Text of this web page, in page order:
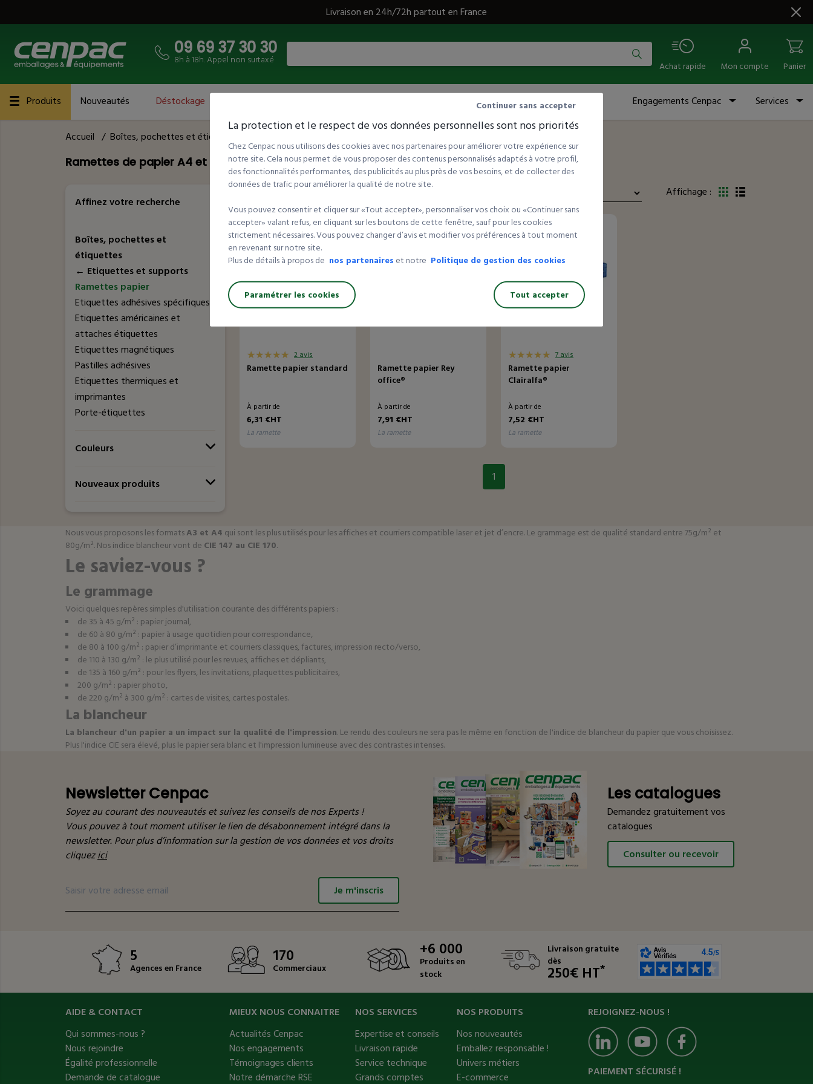
Livraison en 24h/72h partout en France
09 69 37 30 30
8h à 18h. Appel non surtaxé Achat rapide Mon compte Panier
Produits Nouveautés Déstockage Engagements Cenpac Services
Accueil / Boîtes, pochettes et étiquettes
Ramettes de papier A4 et A3
Affinez votre recherche
Boîtes, pochettes et
étiquettes
← Etiquettes et supports
Ramettes papier
Etiquettes adhésives spécifiques
Etiquettes américaines et
attaches étiquettes
Etiquettes magnétiques
Pastilles adhésives
Etiquettes thermiques et
imprimantes
Porte-étiquettes
Couleurs
Nouveaux produits
3 Références Affichage :
2 avis
Ramette papier standard
À partir de
6,31 €HT
la ramette
Ramette papier Rey
office®
À partir de
7,91 €HT
la ramette
7 avis
Ramette papier
Clairalfa®
À partir de
7,52 €HT
la ramette
1
Nous vous proposons les formatsA3 et A4 qui sont les plus utilisés pour les affiches et courriers compatible laser et jet d’encre. Le grammage est de qualité standard entre 75g/m² et
80g/m². Nos indice blancheur vont de CIE 147 au CIE 170.
Le saviez-vous ?
Le grammage
Voici quelques repères simples d'utilisation courante des différents papiers :
de 35 à 45 g/m² : papier journal,
de 60 à 80 g/m² : papier à usage quotidien pour correspondance,
de 80 à 100 g/m² : papier d’imprimante et courriers classiques, factures, impression recto/verso,
de 110 à 130 g/m² : le plus utilisé pour les revues, affiches et dépliants,
de 135 à 160 g/m² : pour les flyers, les invitations, plaquettes publicitaires,
200 g/m² : papier photo,
de 220 g/m² à 300 g/m² : cartes de visites, cartes postales.
La blancheur
La blancheur d'un papier a un impact sur la qualité de l'impression. Le rendu des couleurs ne sera pas le même en fonction de l'indice de blancheur du papier que vous choisissez.
Plus l'indice CIE sera élevé, plus le papier sera blanc et l'impression lumineuse avec des contrastes intenses.
Newsletter Cenpac
Soyez au courant des nouveautés et suivez les conseils de nos Experts !
Vous pouvez à tout moment utiliser le lien de désabonnement intégré dans la
newsletter. Pour plus d’information sur la gestion de vos données et vos droits
cliquezici
Je m'inscris
Les catalogues
Demandez gratuitement vos
catalogues
Consulter ou recevoir
5
Agences en France
170
Commerciaux
+6 000
Produits en
stock
Livraison gratuite
dès
250€ HT*
AIDE & CONTACT
Qui sommes-nous ?
Nous rejoindre
Égalité professionnelle
Demande de catalogue
MIEUX NOUS CONNAITRE
Actualités Cenpac
Nos engagements
Témoignages clients
Notre démarche RSE
NOS SERVICES
Expertise et conseils
Livraison rapide
Service technique
Grands comptes
NOS PRODUITS
Nos nouveautés
Emballez responsable !
Univers métiers
E-commerce
REJOIGNEZ-NOUS !
PAIEMENT SÉCURISÉ !
La protection et le respect de vos données personnelles sont nos priorités
Chez Cenpac nous utilisons des cookies avec nos partenaires pour améliorer votre expérience sur
notre site. Cela nous permet de vous proposer des contenus personnalisés adaptés à votre profil,
des fonctionnalités performantes, des publicités au plus près de vos besoins, et de collecter des
données de trafic pour améliorer la qualité de notre site.
Vous pouvez consentir et cliquer sur «Tout accepter», personnaliser vos choix ou «Continuer sans
accepter» valant refus, en cliquant sur les boutons de cette fenêtre, sauf pour les cookies
strictement nécessaires. Vous pouvez changer d’avis et modifier vos préférences à tout moment
en revenant sur notre site.
Plus de détails à propos de nos partenaires et notre Politique de gestion des cookies
Continuer sans accepter
Paramétrer les cookies Tout accepter